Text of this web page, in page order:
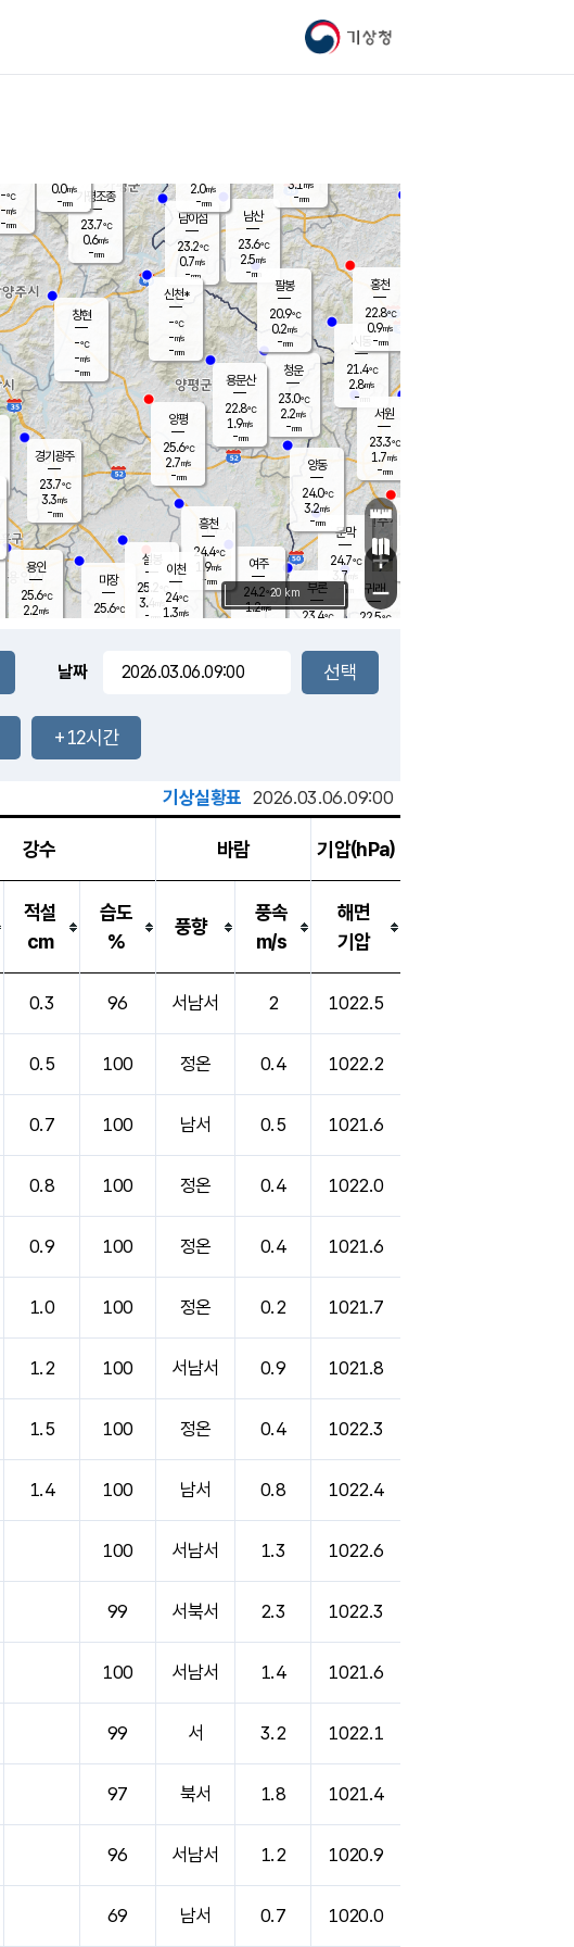
기상청
문막
24.7℃
3.7m/s
mm
남이섬
23.2℃
0.7m/s
-mm
부론
23.4℃
남산
23.6℃
2.5m/s
-mm
9.0mm
청운
23.0℃
2.2m/s
-mm
팔봉
20.9℃
0.2m/s
-mm
용인
25.6℃
2.2m/s
여주
24.2℃
1.2m/s
양동
24.0℃
3.2m/s
-mm
경기광주
23.7℃
3.3m/s
-mm
장호원
2.0m/s
-mm
가평조종
23.7℃
0.6m/s
-mm
-℃
-m/s
-mm
신천*
-℃
-m/s
-mm
창현
-℃
-m/s
-mm
0.0m/s
-mm
흥천
24.4℃
1.9m/s
-mm
마장
25.6℃
설봉
25.2
3.4
- mm
시동
21.4℃
2.8m/s
- mm
귀래
22.5℃
서원
23.3℃
1.7m/s
-mm
용문산
22.8℃
1.9m/s
-mm
홍천
22.8℃
0.9m/s
-mm
이천
24℃
1.3m/s
양평
25.6℃
2.7m/s
-mm
3.1 m/s
-mm
+
−
20 km
날짜
+12시간
기상실황표 2026.03.06.09:00
강수 바람 기압(hPa)
적설
cm
습도
%
풍향
풍속
m/s
해면
기압
0.3 96 서남서 2 1022.5
0.5 100 정온 0.4 1022.2
0.7 100 남서 0.5 1021.6
0.8 100 정온 0.4 1022.0
0.9 100 정온 0.4 1021.6
1.0 100 정온 0.2 1021.7
1.2 100 서남서 0.9 1021.8
1.5 100 정온 0.4 1022.3
1.4 100 남서 0.8 1022.4
100 서남서 1.3 1022.6
99 서북서 2.3 1022.3
100 서남서 1.4 1021.6
99 서 3.2 1022.1
97 북서 1.8 1021.4
96 서남서 1.2 1020.9
69 남서 0.7 1020.0